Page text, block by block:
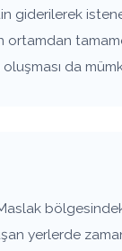
giderilerek
da
yerlerde